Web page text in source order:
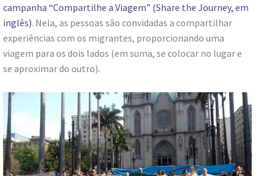
campanha “Compartilhe a Viagem” (Share the Journey, em
inglês). Nela, as pessoas são convidadas a compartilhar
experiências com os migrantes, proporcionando uma
viagem para os dois lados (em suma, se colocar no lugar e
se aproximar do outro).